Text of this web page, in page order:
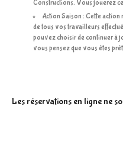
Constructions. Vous jouerez
Action Saison : Cette action
de tous vos travailleurs
pouvez choisir de continuer à
vous pensez que vous êtes
Les réservations en ligne ne